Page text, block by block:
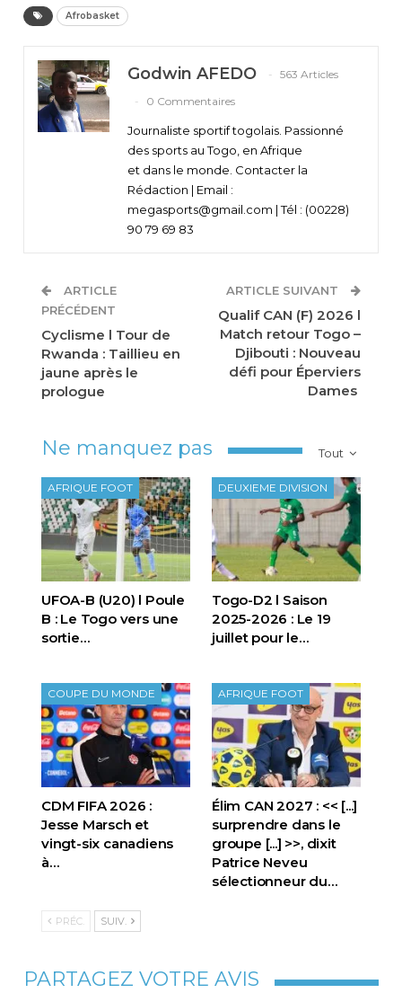
Afrobasket
Godwin AFEDO
563 Articles
0 Commentaires
Journaliste sportif togolais. Passionné
des sports au Togo, en Afrique
et dans le monde. Contacter la
Rédaction | Email :
megasports@gmail.com | Tél : (00228)
90 79 69 83
ARTICLE
PRÉCÉDENT
Cyclisme l Tour de
Rwanda : Taillieu en
jaune après le
prologue
ARTICLE SUIVANT
Qualif CAN (F) 2026 l
Match retour Togo –
Djibouti : Nouveau
défi pour Éperviers
Dames
Tout
Ne manquez pas
AFRIQUE FOOT
UFOA-B (U20) l Poule
B : Le Togo vers une
sortie…
DEUXIEME DIVISION
Togo-D2 l Saison
2025-2026 : Le 19
juillet pour le…
COUPE DU MONDE
CDM FIFA 2026 :
Jesse Marsch et
vingt-six canadiens
à…
AFRIQUE FOOT
Élim CAN 2027 : << [...]
surprendre dans le
groupe [...] >>, dixit
Patrice Neveu
sélectionneur du…
PRÉC. SUIV.
PARTAGEZ VOTRE AVIS